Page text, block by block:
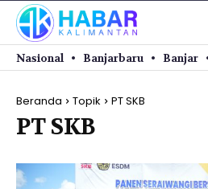
Nasional Banjarbaru Banjar
Beranda Topik PT SKB
PT SKB